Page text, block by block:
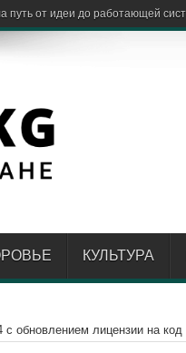
КУЛЬТУРА
обновлением лицензии на код